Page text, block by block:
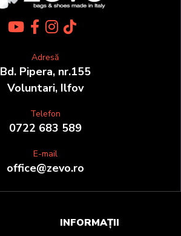
Adresă
Bd. Pipera, nr.155
Voluntari, Ilfov
Telefon
0722 683 589
E-mail
office@zevo.ro
INFORMAȚII